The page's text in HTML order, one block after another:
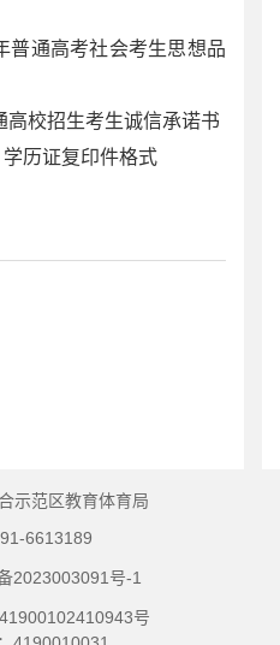
普通高考社会考生思想品
高校招生考生诚信承诺书
历证复印件格式
示范区教育体育局
6613189
2023003091号-1
号